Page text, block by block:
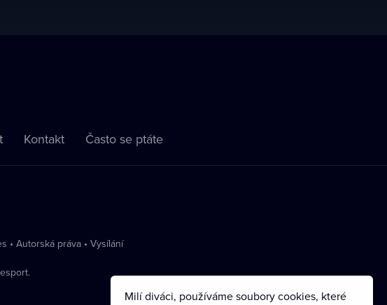
Kontakt Často se ptáte
• Autorská práva • Vysílání
Milí diváci, používáme soubory cookies, které